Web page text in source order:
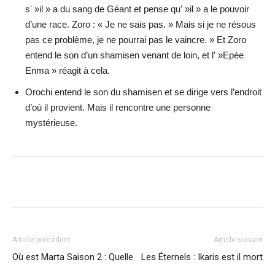
s' »il » a du sang de Géant et pense qu' »il » a le pouvoir
d’une race. Zoro : « Je ne sais pas. » Mais si je ne résous
pas ce problème, je ne pourrai pas le vaincre. » Et Zoro
entend le son d’un shamisen venant de loin, et l' »Epée
Enma » réagit à cela.
Orochi entend le son du shamisen et se dirige vers l’endroit
d’où il provient. Mais il rencontre une personne
mystérieuse.
Article précédent
Où est Marta Saison 2 : Quelle
Article suivant
Les Éternels : Ikaris est il mort